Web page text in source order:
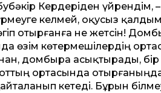
Кердеріден
келмей, оқусыз
отырғанға не жетсін!
өзім көтермешілердің
домбыра асықтырады, бір
от­тың ортасында
кетеді. Бұрын